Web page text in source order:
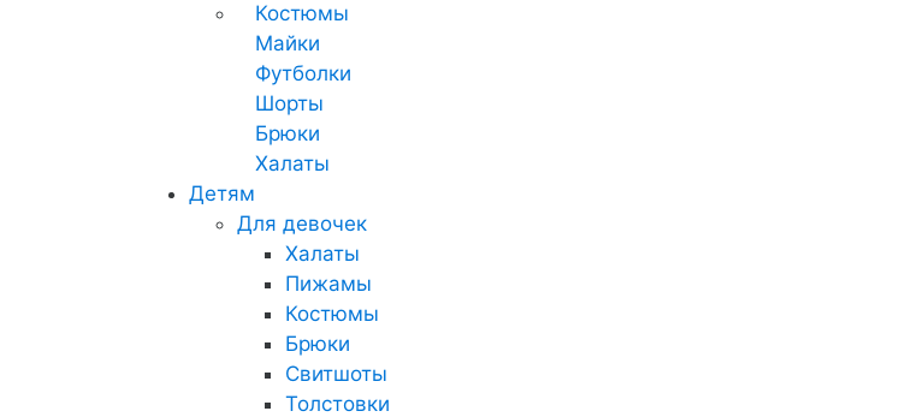
Костюмы
Майки
Футболки
Шорты
Брюки
Халаты
Детям
Для девочек
Халаты
Пижамы
Костюмы
Брюки
Свитшоты
Толстовки